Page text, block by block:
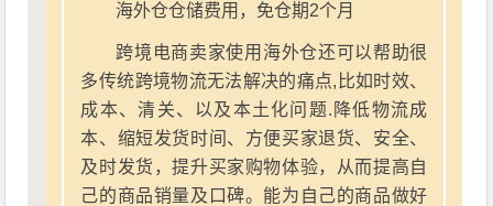
海外仓仓储费用，免仓期2个月
跨境电商卖家使用海外仓还可以帮助很
多传统跨境物流无法解决的痛点,比如时效、
成本、清关、以及本土化问题.降低物流成
本、缩短发货时间、方便买家退货、安全、
及时发货，提升买家购物体验，从而提高自
己的商品销量及口碑。能为自己的商品做好